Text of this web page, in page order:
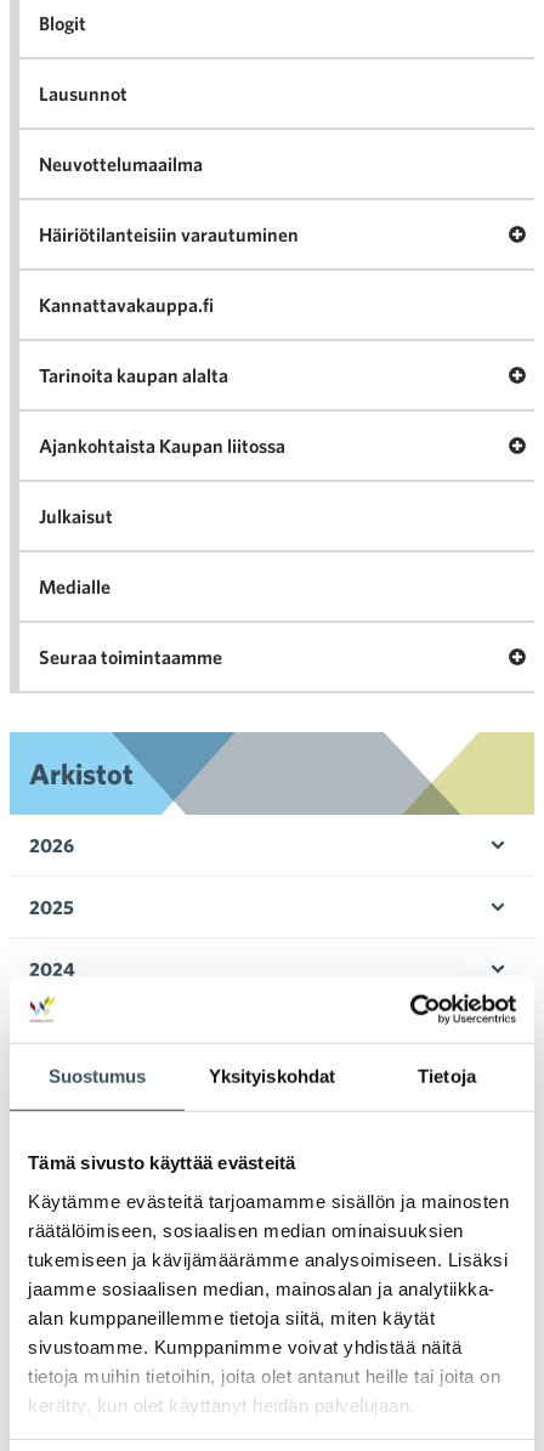
Suostumus Yksityiskohdat Tietoja
Tämä sivusto käyttää evästeitä
Käytämme evästeitä tarjoamamme sisällön ja mainosten
räätälöimiseen, sosiaalisen median ominaisuuksien
tukemiseen ja kävijämäärämme analysoimiseen. Lisäksi
jaamme sosiaalisen median, mainosalan ja analytiikka-
alan kumppaneillemme tietoja siitä, miten käytät
sivustoamme. Kumppanimme voivat yhdistää näitä
tietoja muihin tietoihin, joita olet antanut heille tai joita on
kerätty, kun olet käyttänyt heidän palvelujaan.
Blogit
Lausunnot
Neuvottelumaailma
Häiriötilanteisiin varautuminen
Kannattavakauppa.fi
Tarinoita kaupan alalta
Ajankohtaista Kaupan liitossa
Julkaisut
Medialle
Seuraa toimintaamme
Arkistot
2026
2025
2024
2021
2020
2019
2018
2017